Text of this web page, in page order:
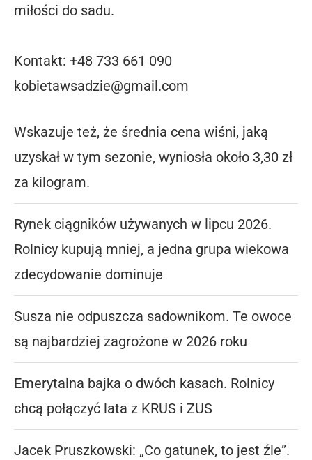
miłości do sadu.
Kontakt: +48 733 661 090
kobietawsadzie@gmail.com
Wskazuje też, że średnia cena wiśni, jaką
uzyskał w tym sezonie, wyniosła około 3,30 zł
za kilogram.
Rynek ciągników używanych w lipcu 2026.
Rolnicy kupują mniej, a jedna grupa wiekowa
zdecydowanie dominuje
Susza nie odpuszcza sadownikom. Te owoce
są najbardziej zagrożone w 2026 roku
Emerytalna bajka o dwóch kasach. Rolnicy
chcą połączyć lata z KRUS i ZUS
Jacek Pruszkowski: „Co gatunek, to jest źle”.